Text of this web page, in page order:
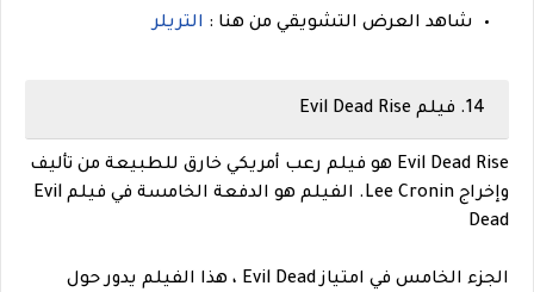
شاهد العرض التشويقي من هنا : التريلر
14. فيلم Evil Dead Rise
Evil Dead Rise هو فيلم رعب أمريكي خارق للطبيعة من تأليف
وإخراج Lee Cronin. الفيلم هو الدفعة الخامسة في فيلم Evil
Dead
الجزء الخامس في امتياز Evil Dead ، هذا الفيلم يدور حول